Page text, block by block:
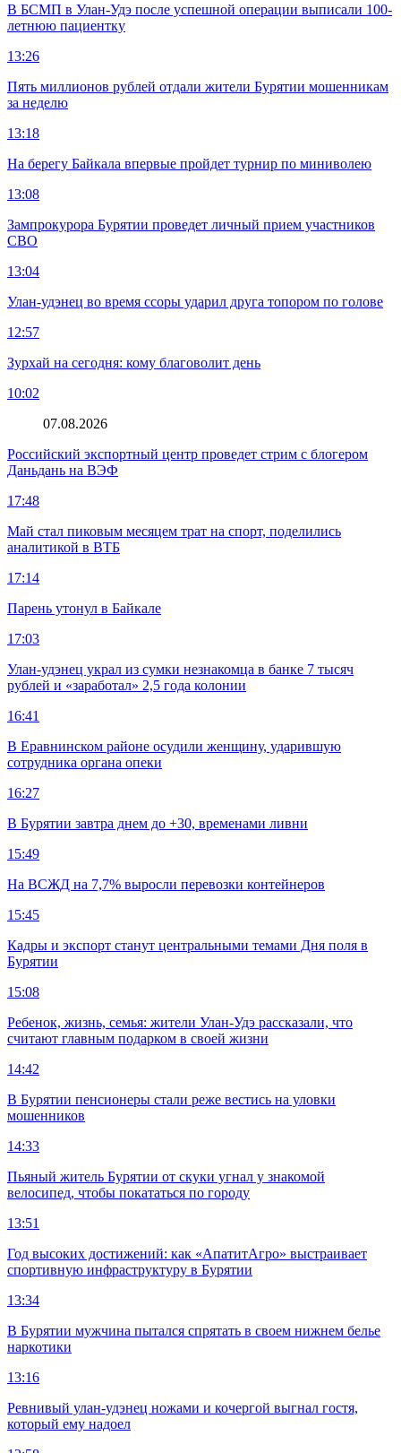
В БСМП в Улан-Удэ после успешной операции выписали 100-
летнюю пациентку
13:26
Пять миллионов рублей отдали жители Бурятии мошенникам
за неделю
13:18
На берегу Байкала впервые пройдет турнир по миниволею
13:08
Зампрокурора Бурятии проведет личный прием участников
СВО
13:04
Улан-удэнец во время ссоры ударил друга топором по голове
12:57
Зурхай на сегодня: кому благоволит день
10:02
07.08.2026
Российский экспортный центр проведет стрим с блогером
Даньдань на ВЭФ
17:48
Май стал пиковым месяцем трат на спорт, поделились
аналитикой в ВТБ
17:14
Парень утонул в Байкале
17:03
Улан-удэнец украл из сумки незнакомца в банке 7 тысяч
рублей и «заработал» 2,5 года колонии
16:41
В Еравнинском районе осудили женщину, ударившую
сотрудника органа опеки
16:27
В Бурятии завтра днем до +30, временами ливни
15:49
На ВСЖД на 7,7% выросли перевозки контейнеров
15:45
Кадры и экспорт станут центральными темами Дня поля в
Бурятии
15:08
Ребенок, жизнь, семья: жители Улан-Удэ рассказали, что
считают главным подарком в своей жизни
14:42
В Бурятии пенсионеры стали реже вестись на уловки
мошенников
14:33
Пьяный житель Бурятии от скуки угнал у знакомой
велосипед, чтобы покататься по городу
13:51
Год высоких достижений: как «АпатитАгро» выстраивает
спортивную инфраструктуру в Бурятии
13:34
В Бурятии мужчина пытался спрятать в своем нижнем белье
наркотики
13:16
Ревнивый улан-удэнец ножами и кочергой выгнал гостя,
который ему надоел